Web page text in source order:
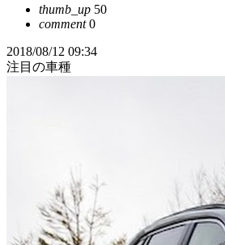
thumb_up 50
comment0
2018/08/12 09:34
注目の車種